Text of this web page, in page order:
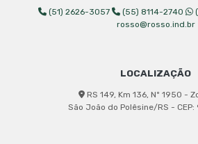
(51) 2626-3057 (55) 8114-2740
rosso@rosso.ind.br
LOCALIZAÇÃO
RS 149, Km 136, Nº 1950 -
São João do Polêsine/RS -